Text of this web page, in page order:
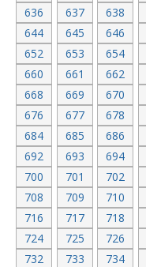
636
637 638
644
645 646
652
653 654
660
661 662
668
669 670
676
677 678
684
685 686
692
693 694
700
701 702
708
709 710
716
717 718
724
725 726
732
733 734